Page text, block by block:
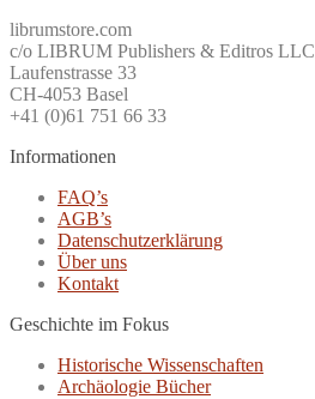
librumstore.com
c/o LIBRUM Publishers & Editros LLC
Laufenstrasse 33
CH-4053 Basel
+41 (0)61 751 66 33
Informationen
FAQ’s
AGB’s
Datenschutzerklärung
Über uns
Kontakt
Geschichte im Fokus
Historische Wissenschaften
Archäologie Bücher